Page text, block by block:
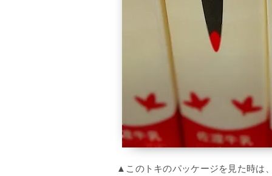
▲このトキのパッケージを見た時は